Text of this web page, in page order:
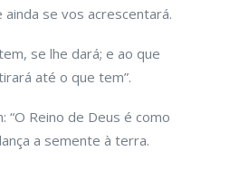
se vos acrescentará.
se lhe dará; e ao que
até o que tem”.
“O Reino de Deus é como
a semente à terra.